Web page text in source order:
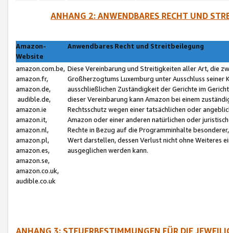
ANHANG 2: ANWENDBARES RECHT UND
Amazon-
Website
Anwendbares Recht und Streitbeilegung
amazon.com.be,
amazon.fr,
amazon.de,
audible.de,
amazon.ie
amazon.it,
amazon.nl,
amazon.pl,
amazon.es,
amazon.se,
amazon.co.uk,
audible.co.uk
Diese Vereinbarung und Streitigkeiten aller Art, die
Großherzogtums Luxemburg unter Ausschluss
ausschließlichen Zuständigkeit der Gerichte im
dieser Vereinbarung kann Amazon bei einem
Rechtsschutz wegen einer tatsächlichen oder
Amazon oder einer anderen natürlichen oder
Rechte in Bezug auf die Programminhalte
Wert darstellen, dessen Verlust nicht ohne Weiteres
ausgeglichen werden kann.
ANHANG 3: STEUERBESTIMMUNGEN FÜR DIE